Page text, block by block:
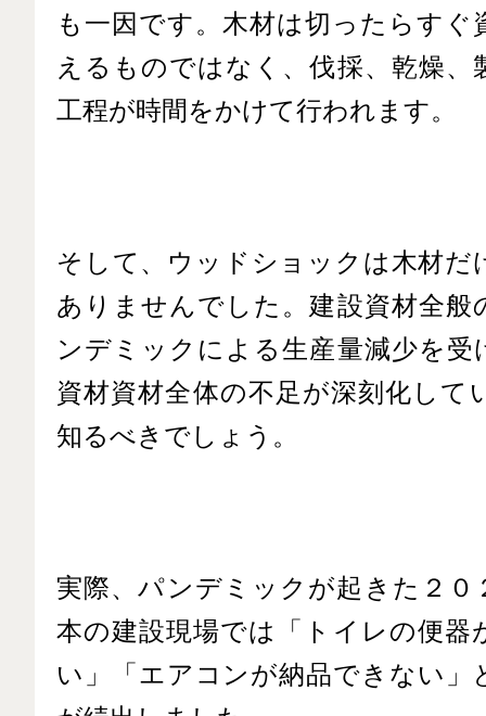
も一因です。木材は切ったらすぐ
えるものではなく、伐採、乾燥、
工程が時間をかけて行われます。
そして、ウッドショックは木材だ
ありませんでした。建設資材全般
ンデミッ クによる生産量減少を受
資材資材全体の不足が深刻化して
知るべきでしょう。
実際、パンデミックが起きた２０
本の建設現場では「トイレの便器
い」「エアコンが納品できない」